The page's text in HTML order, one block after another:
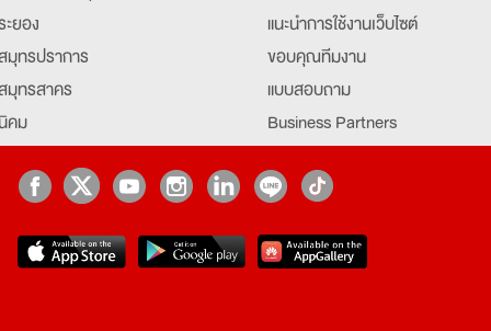
ยอง
มุทรปราการ
มุทรสาคร
คม
ธยา
แนะนำการใช้งานเว็บไซต์
ขอบคุณทีมงาน
แบบสอบถาม
Business Partners
Partner มหาวิทยาลัย
Job Index
job